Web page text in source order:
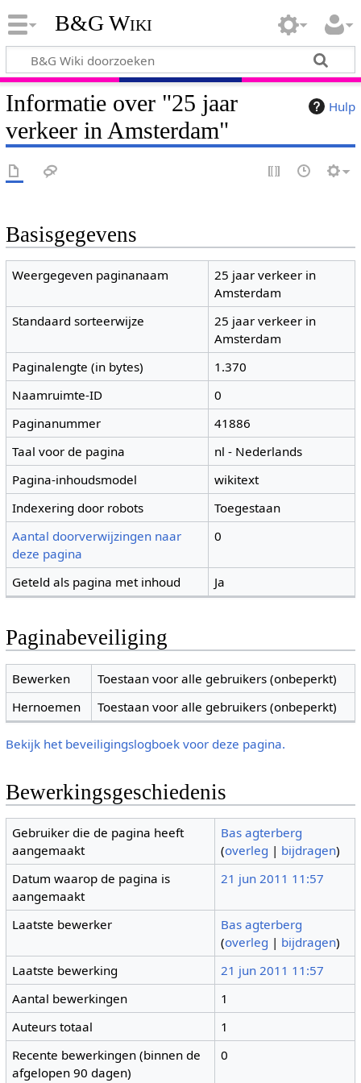
B&G Wiki
Hulp
Informatie over "25 jaar
verkeer in Amsterdam"
Basisgegevens
Weergegeven paginanaam
25 jaar verkeer in
Amsterdam
Standaard sorteerwijze
25 jaar verkeer in
Amsterdam
Paginalengte (in bytes)
1.370
Naamruimte-ID
0
Paginanummer
41886
Taal voor de pagina
nl - Nederlands
Pagina-inhoudsmodel
wikitext
Indexering door robots
Toegestaan
Aantal doorverwijzingen naar
deze pagina
0
Geteld als pagina met inhoud Ja
Paginabeveiliging
Bewerken
Toestaan voor alle gebruikers (onbeperkt)
Hernoemen
Toestaan voor alle gebruikers (onbeperkt)
Bekijk het beveiligingslogboek voor deze pagina.
Bewerkingsgeschiedenis
Gebruiker die de pagina heeft
aangemaakt
Bas agterberg
(overleg | bijdragen)
Datum waarop de pagina is
aangemaakt
21 jun 2011 11:57
Laatste bewerker
Bas agterberg
(overleg | bijdragen)
Laatste bewerking
21 jun 2011 11:57
Aantal bewerkingen
1
Auteurs totaal
1
Recente bewerkingen (binnen de
afgelopen 90 dagen)
0